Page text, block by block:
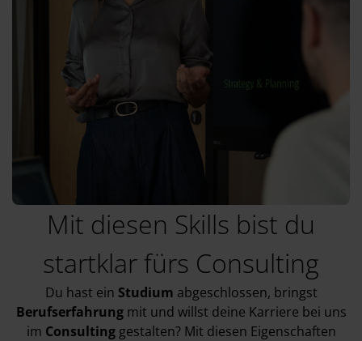
Mit diesen Skills bist du
startklar fürs Consulting
Du hast ein Studium abgeschlossen, bringst
Berufserfahrungmit und willst deine Karriere bei uns
im Consultinggestalten? Mit diesen Eigenschaften